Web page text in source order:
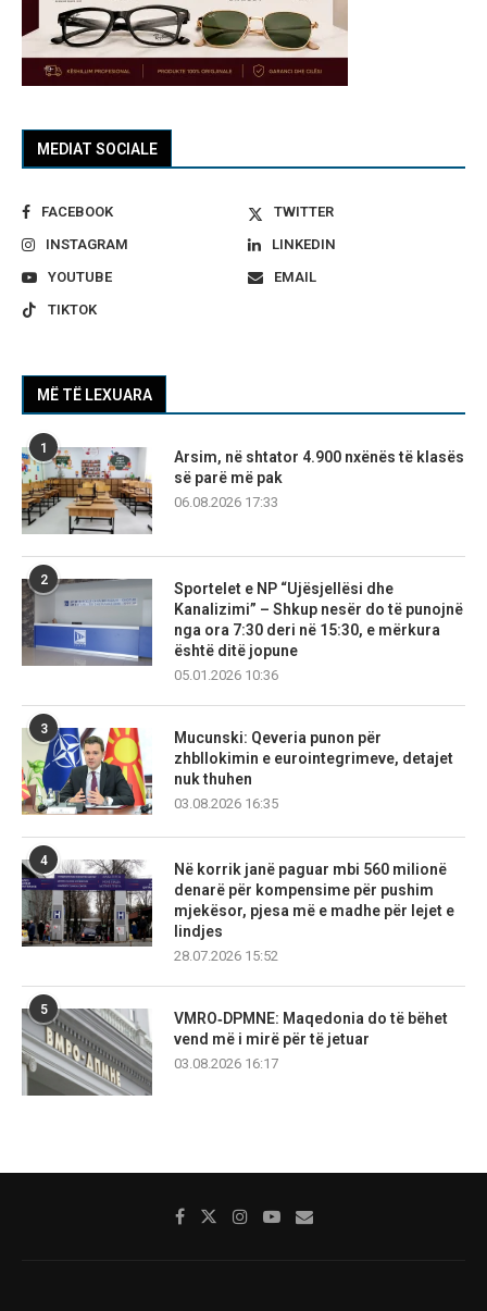
MEDIAT SOCIALE
FACEBOOK
TWITTER
INSTAGRAM
LINKEDIN
YOUTUBE
EMAIL
TIKTOK
MË TË LEXUARA
1
Arsim, në shtator 4.900 nxënës të klasës
së parë më pak
06.08.2026 17:33
2
Sportelet e NP “Ujësjellësi dhe
Kanalizimi” – Shkup nesër do të punojnë
nga ora 7:30 deri në 15:30, e mërkura
është ditë jopune
05.01.2026 10:36
3
Mucunski: Qeveria punon për
zhbllokimin e eurointegrimeve, detajet
nuk thuhen
03.08.2026 16:35
4
Në korrik janë paguar mbi 560 milionë
denarë për kompensime për pushim
mjekësor, pjesa më e madhe për lejet e
lindjes
28.07.2026 15:52
5
VMRO‑DPMNE: Maqedonia do të bëhet
vend më i mirë për të jetuar
03.08.2026 16:17